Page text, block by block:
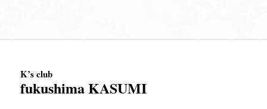
K’s club
fukushima KASUMI